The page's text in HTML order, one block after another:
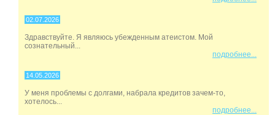
02.07.2026
Здравствуйте. Я являюсь убежденным атеистом. Мой
сознательный...
подробнее...
14.05.2026
У меня проблемы с долгами, набрала кредитов зачем-то,
хотелось...
подробнее...